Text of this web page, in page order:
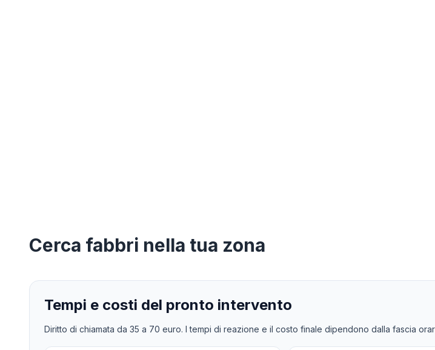
Cerca fabbri nella tua zona
Tempi e costi del pronto intervento
Diritto di chiamata da 35 a 70 euro. I tempi di reazione e il costo finale dipendono dalla fascia